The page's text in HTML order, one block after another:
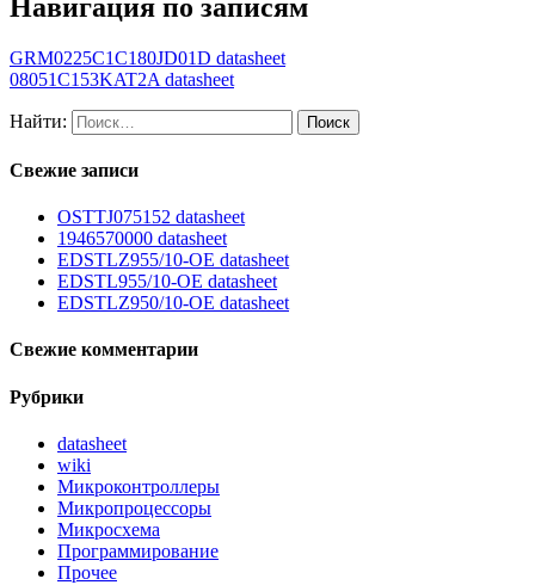
Навигация по записям
GRM0225C1C180JD01D datasheet
08051C153KAT2A datasheet
Найти:
Свежие записи
OSTTJ075152 datasheet
1946570000 datasheet
EDSTLZ955/10-OE datasheet
EDSTL955/10-OE datasheet
EDSTLZ950/10-OE datasheet
Свежие комментарии
Рубрики
datasheet
wiki
Микроконтроллеры
Микропроцессоры
Микросхема
Программирование
Прочее